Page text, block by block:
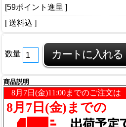
[59ポイント進呈 ]
[ 送料込 ]
数量
商品説明